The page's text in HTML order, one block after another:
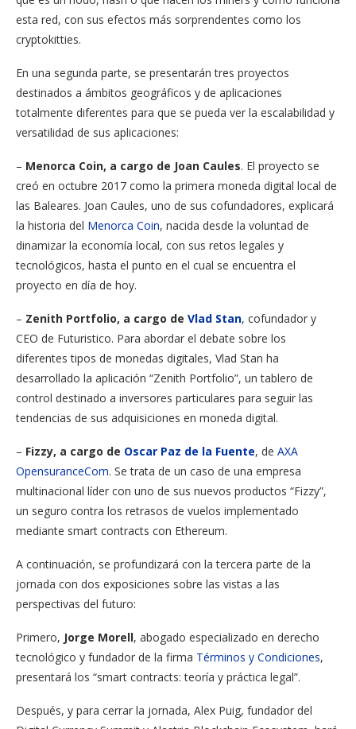
esta red, con sus efectos más sorprendentes como los
cryptokitties.
En una segunda parte, se presentarán tres proyectos
destinados a ámbitos geográficos y de aplicaciones
totalmente diferentes para que se pueda ver la escalabilidad y
versatilidad de sus aplicaciones:
– Menorca Coin, a cargo de Joan Caules. El proyecto se
creó en octubre 2017 como la primera moneda digital local de
las Baleares. Joan Caules, uno de sus cofundadores, explicará
la historia del Menorca Coin, nacida desde la voluntad de
dinamizar la economía local, con sus retos legales y
tecnológicos, hasta el punto en el cual se encuentra el
proyecto en día de hoy.
– Zenith Portfolio, a cargo de Vlad Stan, cofundador y
CEO de Futuristico. Para abordar el debate sobre los
diferentes tipos de monedas digitales, Vlad Stan ha
desarrollado la aplicación “Zenith Portfolio”, un tablero de
control destinado a inversores particulares para seguir las
tendencias de sus adquisiciones en moneda digital.
– Fizzy, a cargo de Oscar Paz de la Fuente, de AXA
OpensuranceCom. Se trata de un caso de una empresa
multinacional líder con uno de sus nuevos productos “Fizzy”,
un seguro contra los retrasos de vuelos implementado
mediante smart contracts con Ethereum.
A continuación, se profundizará con la tercera parte de la
jornada con dos exposiciones sobre las vistas a las
perspectivas del futuro:
Primero, Jorge Morell, abogado especializado en derecho
tecnológico y fundador de la firma Términos y Condiciones,
presentará los “smart contracts: teoría y práctica legal”.
Después, y para cerrar la jornada, Alex Puig, fundador del